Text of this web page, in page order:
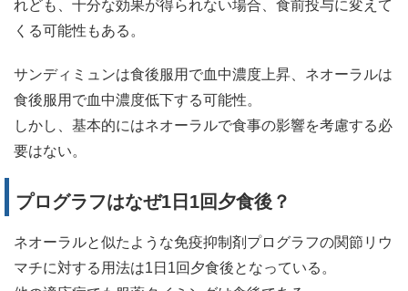
れども、十分な効果が得られない場合、食前投与に変えて
くる可能性もある。
サンディミュンは食後服用で血中濃度上昇、ネオーラルは
食後服用で血中濃度低下する可能性。
しかし、基本的にはネオーラルで食事の影響を考慮する必
要はない。
プログラフはなぜ1日1回夕食後？
ネオーラルと似たような免疫抑制剤プログラフの関節リウ
マチに対する用法は1日1回夕食後となっている。